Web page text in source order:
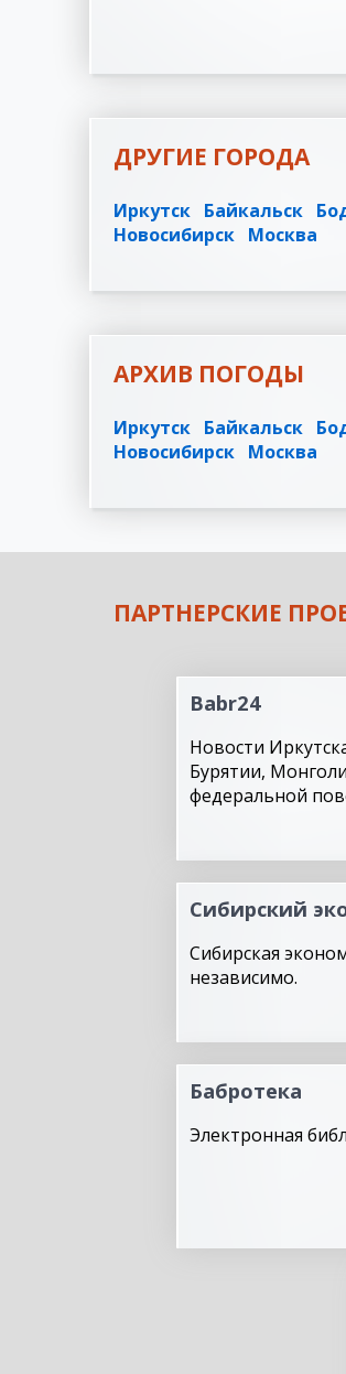
ДРУГИЕ ГОРОДА
Иркутск Байкальск
Новосибирск Москва
АРХИВ ПОГОДЫ
Иркутск Байкальск
Новосибирск Москва
ПАРТНЕРСКИЕ
Babr24
Новости
Бурятии,
федеральной
Сибирский
Сибирская
независимо.
Бабротека
Электронная